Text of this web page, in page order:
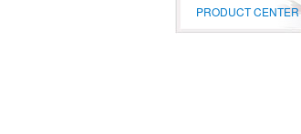
PRODUCT CENTER